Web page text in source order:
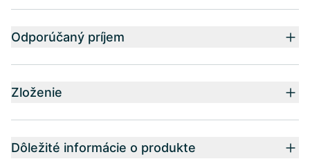
Odporúčaný príjem
Zloženie
Dôležité informácie o produkte